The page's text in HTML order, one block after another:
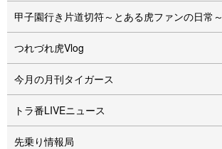
甲子園行き片道切符～とある虎ファンの日常～
つれづれ虎Vlog
今月の月刊タイガース
トラ番LIVEニュース
先乗り情報局